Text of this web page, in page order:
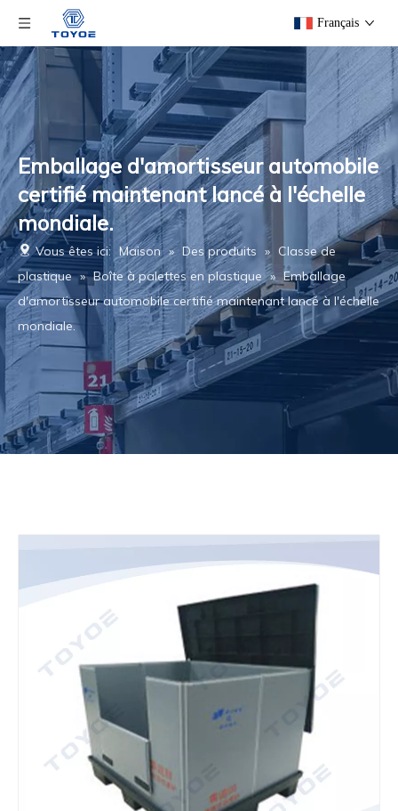
Français
Emballage d'amortisseur automobile
certifié maintenant lancé à l'échelle
mondiale.
Vous êtes ici: Maison » Des produits » Classe de
plastique » Boîte à palettes en plastique » Emballage
d'amortisseur automobile certifié maintenant lancé à l'échelle
mondiale.